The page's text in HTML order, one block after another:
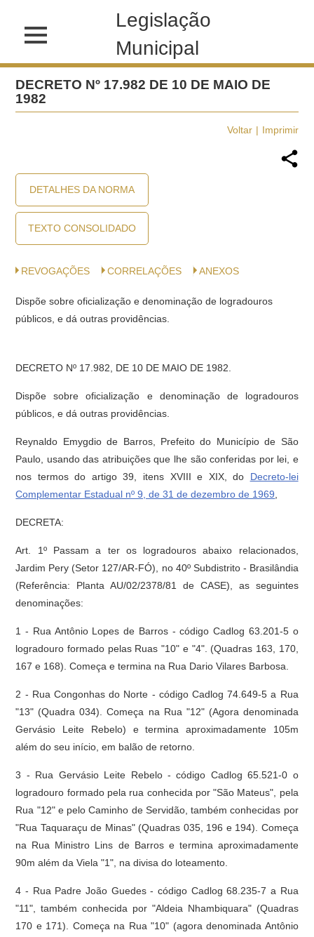
Legislação
Municipal
DECRETO Nº 17.982 DE 10 DE MAIO DE
1982
Voltar Imprimir
DETALHES DA NORMA
TEXTO CONSOLIDADO
REVOGAÇÕES CORRELAÇÕES ANEXOS
Dispõe sobre oficialização e denominação de logradouros
públicos, e dá outras providências.
DECRETO Nº 17.982, DE 10 DE MAIO DE 1982.
Dispõe sobre oficialização e denominação de logradouros
públicos, e dá outras providências.
Reynaldo Emygdio de Barros, Prefeito do Município de São
Paulo, usando das atribuições que lhe são conferidas por lei, e
nos termos do artigo 39, itens XVIII e XIX, do Decreto-lei
Complementar Estadual nº 9, de 31 de dezembro de 1969
DECRETA:
Art. 1º Passam a ter os logradouros abaixo relacionados,
Jardim Pery (Setor 127/AR-FÓ), no 40º Subdistrito - Brasilândia
(Referência: Planta AU/02/2378/81 de CASE), as seguintes
denominações:
1 - Rua Antônio Lopes de Barros - código Cadlog 63.201-5 o
logradouro formado pelas Ruas "10" e "4". (Quadras 163, 170,
167 e 168). Começa e termina na Rua Dario Vilares Barbosa.
2 - Rua Congonhas do Norte - código Cadlog 74.649-5 a Rua
"13" (Quadra 034). Começa na Rua "12" (Agora denominada
Gervásio Leite Rebelo) e termina aproximadamente 105m
além do seu início, em balão de retorno.
3 - Rua Gervásio Leite Rebelo - código Cadlog 65.521-0 o
logradouro formado pela rua conhecida por "São Mateus", pela
Rua "12" e pelo Caminho de Servidão, também conhecidas por
"Rua Taquaraçu de Minas" (Quadras 035, 196 e 194). Começa
na Rua Ministro Lins de Barros e termina aproximadamente
90m além da Viela "1", na divisa do loteamento.
4 - Rua Padre João Guedes - código Cadlog 68.235-7 a Rua
"11", também conhecida por "Aldeia Nhambiquara" (Quadras
170 e 171). Começa na Rua "10" (agora denominada Antônio